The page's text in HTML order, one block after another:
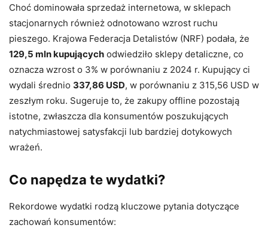
Choć dominowała sprzedaż internetowa, w sklepach
stacjonarnych również odnotowano wzrost ruchu
pieszego. Krajowa Federacja Detalistów (NRF) podała, że ​​
129,5 mln kupujących odwiedziło sklepy detaliczne, co
oznacza wzrost o 3% w porównaniu z 2024 r. Kupujący ci
wydali średnio 337,86 USD, w porównaniu z 315,56 USD w
zeszłym roku. Sugeruje to, że zakupy offline pozostają
istotne, zwłaszcza dla konsumentów poszukujących
natychmiastowej satysfakcji lub bardziej dotykowych
wrażeń.
Co napędza te wydatki?
Rekordowe wydatki rodzą kluczowe pytania dotyczące
zachowań konsumentów: